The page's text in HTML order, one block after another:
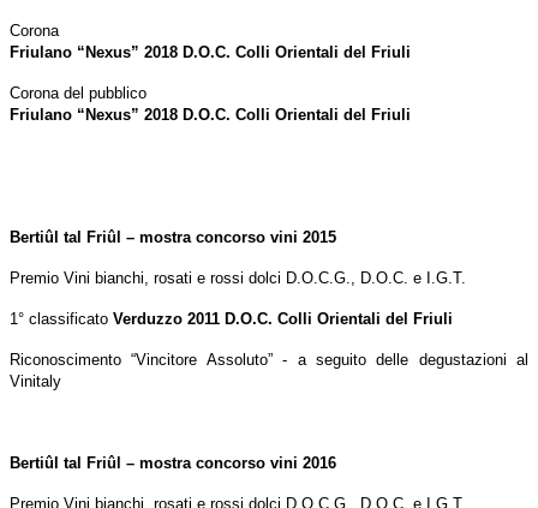
Corona
Friulano “Nexus” 2018 D.O.C. Colli Orientali del Friuli
Corona del pubblico
Friulano “Nexus” 2018 D.O.C. Colli Orientali del Friuli
Bertiûl tal Friûl – mostra concorso vini 2015
Premio Vini bianchi, rosati e rossi dolci D.O.C.G., D.O.C. e I.G.T.
1° classificato Verduzzo 2011 D.O.C. Colli Orientali del Friuli
Riconoscimento “Vincitore Assoluto” - a seguito delle degustazioni al
Vinitaly
Bertiûl tal Friûl – mostra concorso vini 2016
Premio Vini bianchi, rosati e rossi dolci D.O.C.G., D.O.C. e I.G.T.